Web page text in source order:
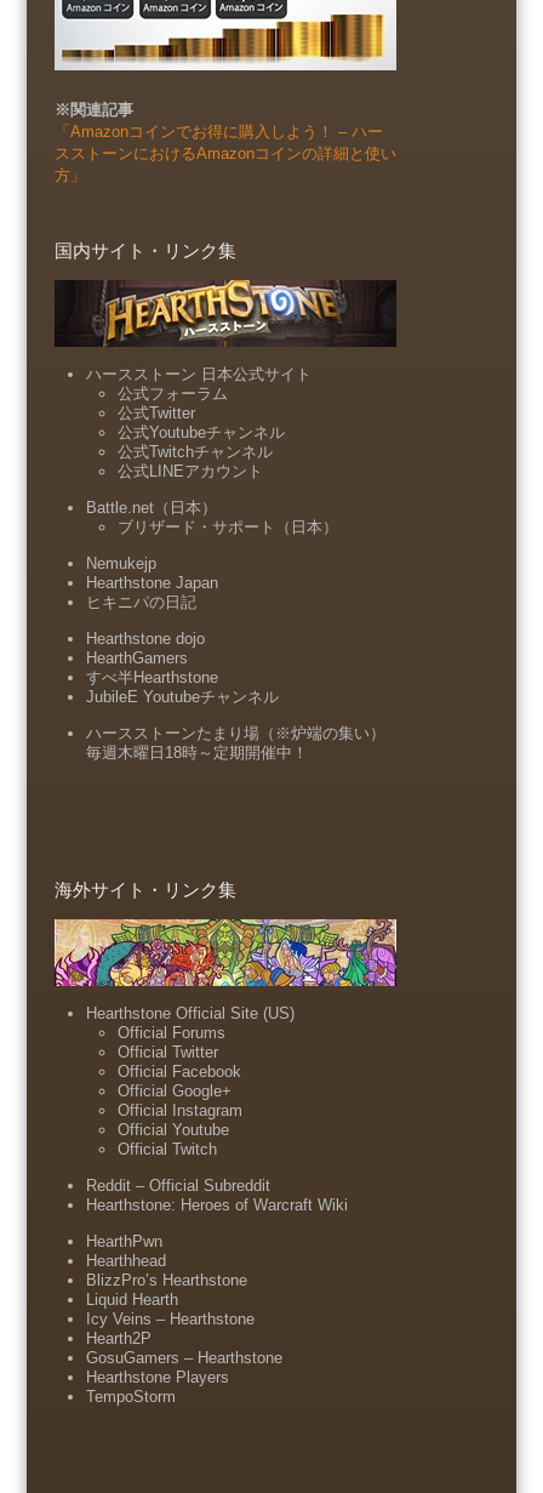
※関連記事
「Amazonコインでお得に購入しよう！ – ハー
スストーンにおけるAmazonコインの詳細と使い
方」
国内サイト・リンク集
ハースストーン 日本公式サイト
公式フォーラム
公式Twitter
公式Youtubeチャンネル
公式Twitchチャンネル
公式LINEアカウント
Battle.net（日本）
ブリザード・サポート（日本）
Nemukejp
Hearthstone Japan
ヒキニパの日記
Hearthstone dojo
HearthGamers
すべ半Hearthstone
JubileE Youtubeチャンネル
ハースストーンたまり場（※炉端の集い）
毎週木曜日18時～定期開催中！
海外サイト・リンク集
Hearthstone Official Site (US)
Official Forums
Official Twitter
Official Facebook
Official Google+
Official Instagram
Official Youtube
Official Twitch
Reddit – Official Subreddit
Hearthstone: Heroes of Warcraft Wiki
HearthPwn
Hearthhead
BlizzPro’s Hearthstone
Liquid Hearth
Icy Veins – Hearthstone
Hearth2P
GosuGamers – Hearthstone
Hearthstone Players
TempoStorm